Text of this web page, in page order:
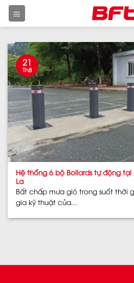
Skip
Hệ thống 6 bộ Bollards tự động tại
La
Bất chấp mưa gió trong suốt thời
gia kỹ thuật của...
21
Th8